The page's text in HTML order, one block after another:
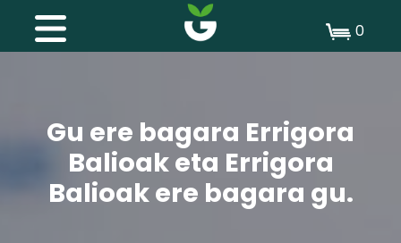
0
Gu ere bagara Errigora
Balioak eta Errigora
Balioak ere bagara gu.